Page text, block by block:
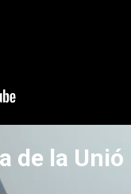
de la